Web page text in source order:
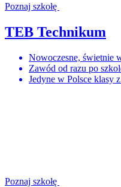
Poznaj szkołę
TEB Technikum
Nowoczesne, świetnie
Zawód od razu po
Jedyne w Polsce klasy
Poznaj szkołę